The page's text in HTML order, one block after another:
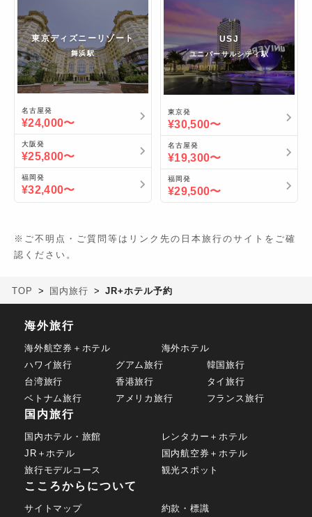
東京ディズニーリゾート
舞浜駅
名古屋発
¥24,000〜
大阪発
¥25,800〜
福岡 発
¥32,400〜
USJ
ユニバーサルシティ駅
東京発
¥30,500〜
名古屋発
¥19,300〜
福岡発
¥29,500〜
※ご不明点・ご質問等はリンク先の日本旅行のサイトをご確
認ください。
TOP 国内旅行 JR+ホテル予約
海外旅行
海外航空券＋ホテル
海外ホテル
ハワイ旅行
グアム旅行
韓国旅行
台湾旅行
香港旅行
タイ旅行
ベトナム旅行
アメリカ旅行 フランス旅行
国内旅行
国内ホテル・旅館
レンタカー＋ホテル
JR＋ホテル
国内航空券＋ホテル
旅行モデルコース
観光スポット
こころからについて
サイトマップ 約款・標識